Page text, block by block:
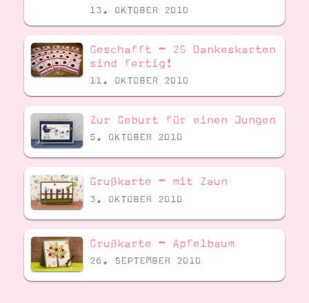
Angebote
Demonstrator werden
Gutscheine
Produkte erklärt
Über mich
Über Stampin’ Up!
Tipps & Tricks
13. OKTOBER 2010
Geschafft – 25 Dankeskarten
sind fertig!
11. OKTOBER 2010
Zur Geburt für einen Jungen
5. OKTOBER 2010
Grußkarte – mit Zaun
3. OKTOBER 2010
Grußkarte – Apfelbaum
26. SEPTEMBER 2010